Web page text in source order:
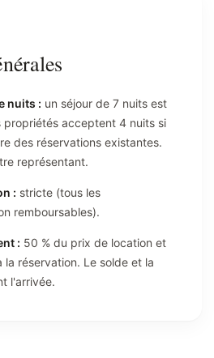
nuits : un séjour de 7 nuits est
propriétés acceptent 4 nuits si
des réservations existantes.
représentant.
: stricte (tous les
remboursables).
: 50 % du prix de location et
réservation. Le solde et la
l'arrivée.